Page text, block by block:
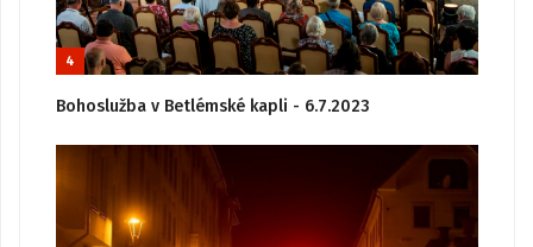
4
Bohoslužba v Betlémské kapli - 6.7.2023